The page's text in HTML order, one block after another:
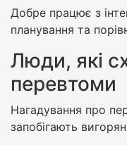
Добре працює з
планування та
Люди, які
перевтоми
Нагадування про
запобігають